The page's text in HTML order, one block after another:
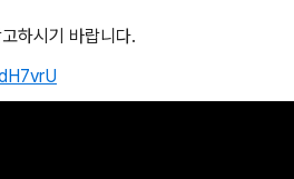
하시기 바랍니다.